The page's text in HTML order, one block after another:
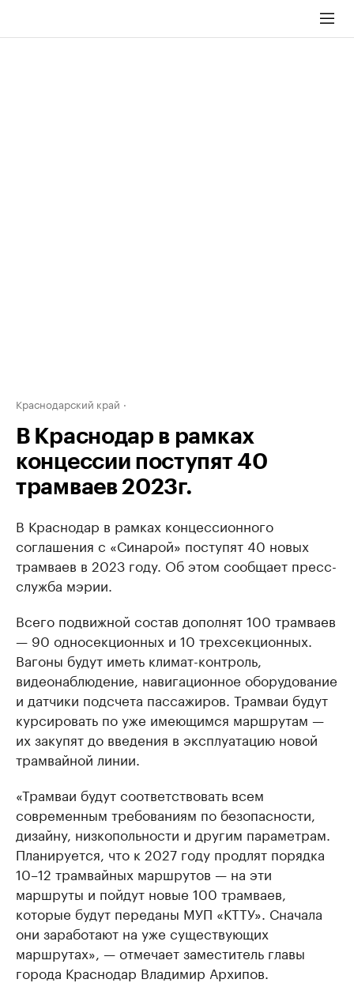
Краснодарский край
В Краснодар в рамках
концессии поступят 40
трамваев 2023г.
В Краснодар в рамках концессионного
соглашения с «Синарой» поступят 40 новых
трамваев в 2023 году. Об этом сообщает пресс-
служба мэрии.
Всего подвижной состав дополнят 100 трамваев
— 90 односекционных и 10 трехсекционных.
Вагоны будут иметь климат-контроль,
видеонаблюдение, навигационное оборудование
и датчики подсчета пассажиров. Трамваи будут
курсировать по уже имеющимся маршрутам —
их закупят до введения в эксплуатацию новой
трамвайной линии.
«Трамваи будут соответствовать всем
современным требованиям по безопасности,
дизайну, низкопольности и другим параметрам.
Планируется, что к 2027 году продлят порядка
10–12 трамвайных маршрутов — на эти
маршруты и пойдут новые 100 трамваев,
которые будут переданы МУП «КТТУ». Сначала
они заработают на уже существующих
маршрутах», — отмечает заместитель главы
города Краснодар Владимир Архипов.